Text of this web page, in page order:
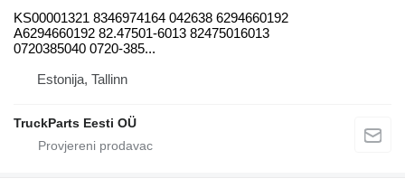
KS00001321 8346974164 042638 6294660192
A6294660192 82.47501-6013 82475016013
0720385040 0720-385...
Estonija, Tallinn
TruckParts Eesti OÜ